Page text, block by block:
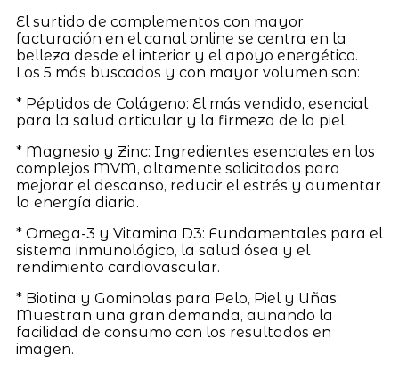
El surtido de complementos con mayor
facturación en el canal online se centra en la
belleza desde el interior y el apoyo energético.
Los 5 más buscados y con mayor volumen son:
* Péptidos de Colágeno: El más vendido, esencial
para la salud articular y la firmeza de la piel.
* Magnesio y Zinc: Ingredientes esenciales en los
complejos MVM, altamente solicitados para
mejorar el descanso, reducir el estrés y aumentar
la energía diaria.
* Omega-3 y Vitamina D3: Fundamentales para el
sistema inmunológico, la salud ósea y el
rendimiento cardiovascular.
* Biotina y Gominolas para Pelo, Piel y Uñas:
Muestran una gran demanda, aunando la
facilidad de consumo con los resultados en
imagen.